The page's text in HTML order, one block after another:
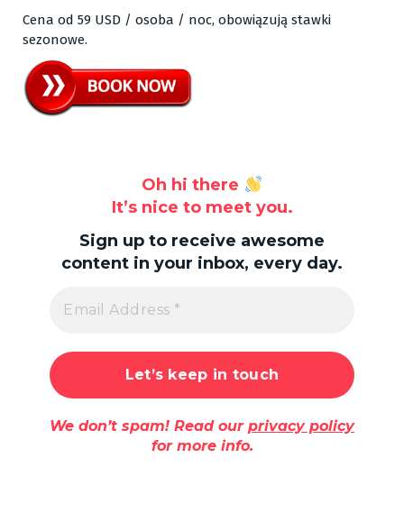
Cena od 59 USD / osoba / noc, obowiązują stawki
sezonowe.
Oh hi there
It’s nice to meet you.
Sign up to receive awesome
content in your inbox, every day.
We don’t spam! Read our privacy policy
for more info.